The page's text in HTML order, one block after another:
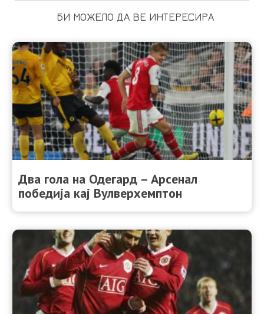
БИ МОЖЕЛО ДА ВЕ ИНТЕРЕСИРА
Два гола на Одегард – Арсенал
победија кај Вулверхемптон